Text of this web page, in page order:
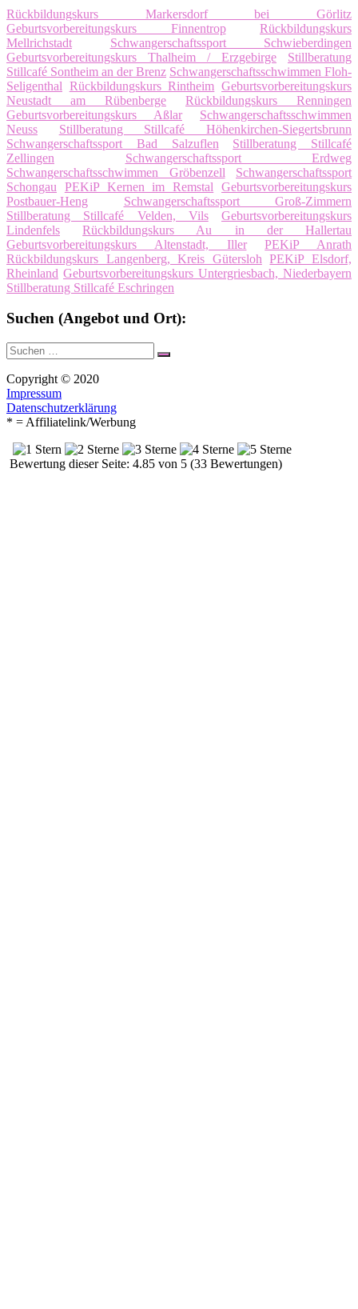
Rückbildungskurs Markersdorf bei Görlitz
Geburtsvorbereitungskurs Finnentrop
Rückbildungskurs
Mellrichstadt
Schwangerschaftssport Schwieberdingen
Geburtsvorbereitungskurs Thalheim / Erzgebirge
Stillberatung
Stillcafé Sontheim an der Brenz Schwangerschaftsschwimmen Floh-
Seligenthal Rückbildungskurs Rintheim Geburtsvorbereitungskurs
Neustadt am Rübenberge
Rückbildungskurs Renningen
Geburtsvorbereitungskurs Aßlar
Schwangerschaftsschwimmen
Neuss
Stillberatung Stillcafé Höhenkirchen-Siegertsbrunn
Schwangerschaftssport Bad Salzuflen
Stillberatung Stillcafé
Zellingen
Schwangerschaftssport Erdweg
Schwangerschaftsschwimmen Gröbenzell
Schwangerschaftssport
Schongau
PEKiP Kernen im Remstal
Geburtsvorbereitungskurs
Postbauer-Heng
Schwangerschaftssport Groß-Zimmern
Stillberatung Stillcafé Velden, Vils
Geburtsvorbereitungskurs
Lindenfels
Rückbildungskurs Au in der Hallertau
Geburtsvorbereitungskurs Altenstadt, Iller
PEKiP Anrath
Rückbildungskurs Langenberg, Kreis Gütersloh
PEKiP Elsdorf,
Rheinland Geburtsvorbereitungskurs Untergriesbach, Niederbayern
Stillberatung Stillcafé Eschringen
Suchen (Angebot und Ort):
Suche
nach:
Suchen
Copyright © 2020
Impressum
Datenschutzerklärung
* = Affiliatelink/Werbung
Bewertung dieser Seite: 4.85 von 5 (33 Bewertungen)